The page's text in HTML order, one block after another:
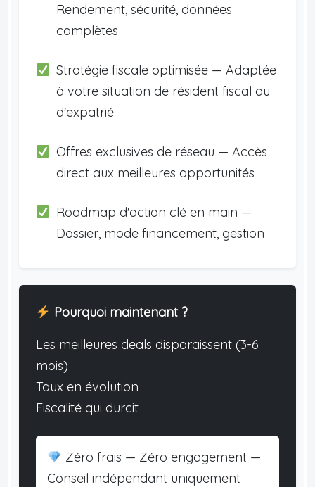
Rendement, sécurité, données
complètes
Stratégie fiscale optimisée — Adaptée
à votre situation de résident fiscal ou
d'expatrié
Offres exclusives de réseau — Accès
direct aux meilleures opportunités
Roadmap d'action clé en main —
Dossier, mode financement, gestion
Pourquoi maintenant ?
Les meilleures deals disparaissent (3-6
mois)
Taux en évolution
Fiscalité qui durcit
Zéro frais — Zéro engagement —
Conseil indépendant uniquement